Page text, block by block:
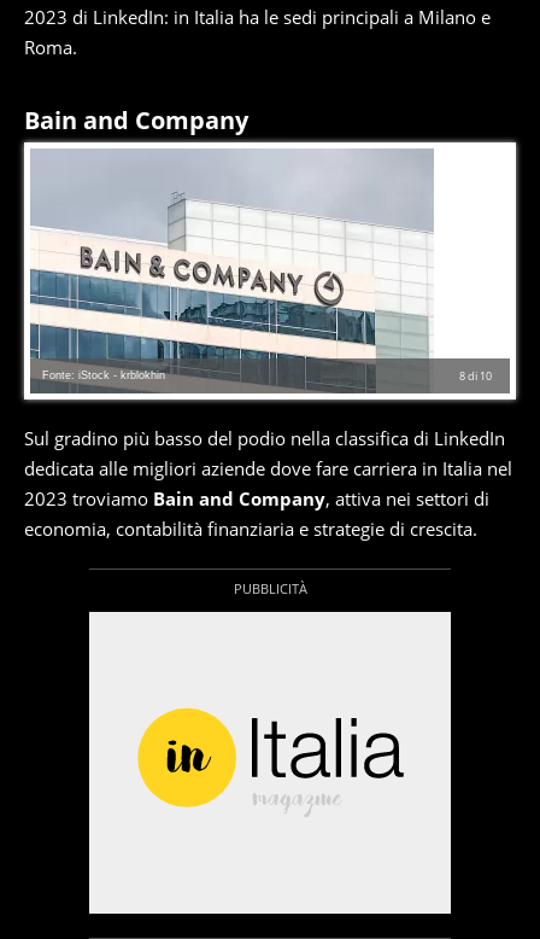
2023 di LinkedIn: in Italia ha le sedi principali a Milano e
Roma.
Bain and Company
8di 10
Fonte: iStock - krblokhin
Sul gradino più basso del podio nella classifica di LinkedIn
dedicata alle migliori aziende dove fare carriera in Italia nel
2023 troviamo Bain and Company, attiva nei settori di
economia, contabilità finanziaria e strategie di crescita.